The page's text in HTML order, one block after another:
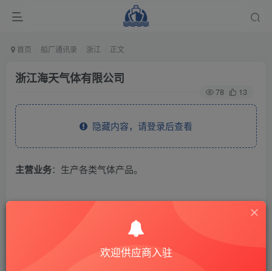
首页 船厂通讯录 浙江 正文
浙江海天气体有限公司
78 13
隐藏内容，请登录后查看
主营业务：生产各类气体产品。
THE END
欢迎供应商入驻